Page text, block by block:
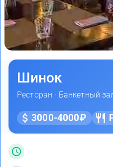
Шинок
Ресторан · Банкетный
3000-4000₽